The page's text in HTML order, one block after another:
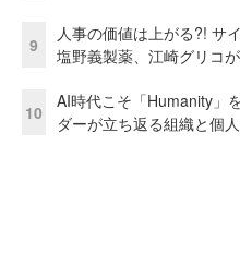
9
人事の価値は上がる?! サ
塩野義製薬、江崎グリコ
10
AI時代こそ「Humanity」
ダーが立ち返る組織と個